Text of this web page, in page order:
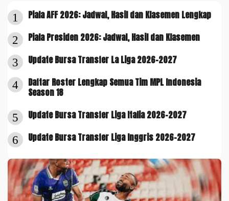
1 Piala AFF 2026: Jadwal, Hasil dan Klasemen Lengkap
2 Piala Presiden 2026: Jadwal, Hasil dan Klasemen
3 Update Bursa Transfer La Liga 2026-2027
4
Daftar Roster Lengkap Semua Tim MPL Indonesia
Season 18
5 Update Bursa Transfer Liga Italia 2026-2027
6 Update Bursa Transfer Liga Inggris 2026-2027